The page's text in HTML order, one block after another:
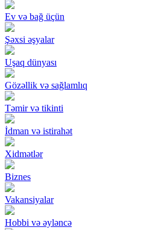
Ev və bağ üçün
Şəxsi əşyalar
Uşaq dünyası
Gözəllik və sağlamlıq
Təmir və tikinti
İdman və istirahət
Xidmətlər
Biznes
Vakansiyalar
Hobbi və əyləncə